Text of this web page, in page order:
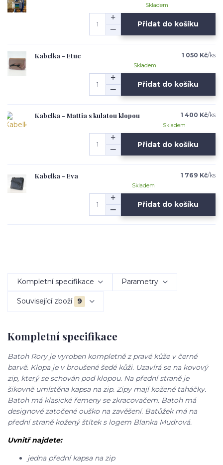
Skladem
Přidat do košíku
Kabelka - Etue 1 050 Kč/ks
Skladem
Přidat do košíku
Kabelka - Mattia s kulatou klopou 1 400 Kč/ks
Skladem
Přidat do košíku
Kabelka - Eva 1 769 Kč/ks
Skladem
Přidat do košíku
Kompletní specifikace Parametry
Související zboží 9
Kompletní specifikace
Batoh Rory je vyroben kompletně z pravé kůže v černé
barvě. Klopa je v broušené šedé kůži. Uzavírá se na kovový
zip, který se schován pod klopou. Na přední straně je
šikovně umístěna kapsa na zip. Zipy mají kožené taháčky.
Batoh má klasické řemeny se zkracovačem. Batoh má
designové zatočené ouško na zavěšení. Batůžek má na
přední straně kožený štítek s logem Blanka Mudrová.
Uvnitř najdete:
jedna přední kapsa na zip